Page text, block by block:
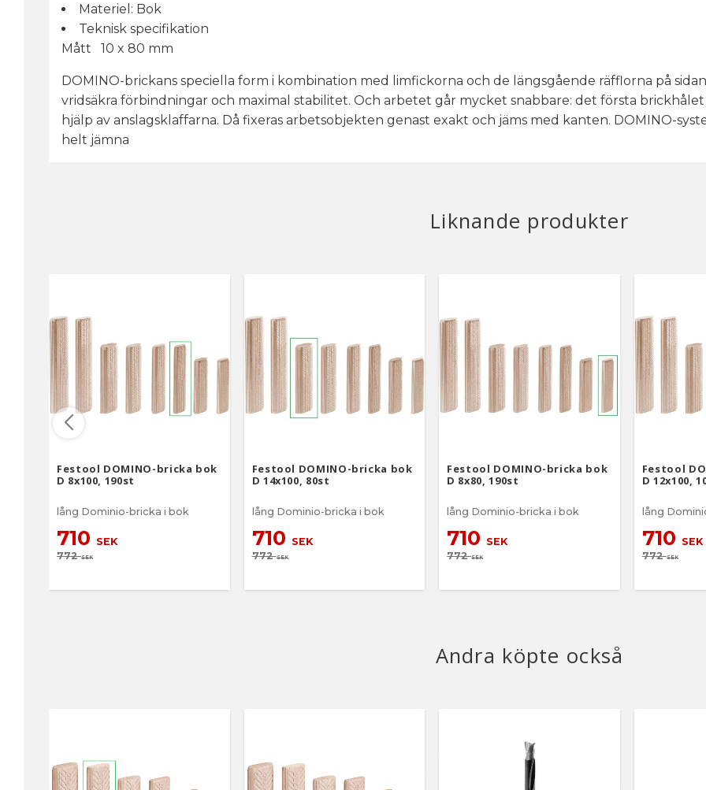
Materiel: Bok
Teknisk specifikation
Mått 10 x 80 mm
DOMINO-brickans speciella form i kombination med limfickorna och de längsgående räfflorna på
vridsäkra förbindningar och maximal stabilitet. Och arbetet går mycket snabbare: det första
hjälp av anslagsklaffarna. Då fixeras arbetsobjekten genast exakt och jäms med kanten. DOMINO-
helt jämna
Liknande produkter
Festool DOMINO-bricka bok
D 8x100, 190st
lång Dominio-bricka i bok
710 SEK
772SEK
Festool DOMINO-bricka bok
D 14x100, 80st
lång Dominio-bricka i bok
710 SEK
772SEK
Festool DOMINO-bricka bok
D 8x80, 190st
lång Dominio-bricka i bok
710 SEK
772SEK
Festool
D 12x100,
lång
710 SEK
772SEK
Andra köpte också